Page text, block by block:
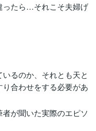
ったら…それこそ夫婦げ
るのか、それとも天と
合わせをする必要があ
者が聞いた実際のエピソ